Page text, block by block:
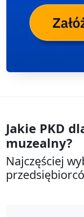
Jakie PKD
muzealny?
Najczęściej